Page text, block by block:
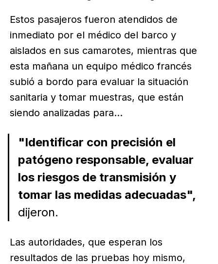
Estos pasajeros fueron atendidos de
inmediato por el médico del barco y
aislados en sus camarotes, mientras que
esta mañana un equipo médico francés
subió a bordo para evaluar la situación
sanitaria y tomar muestras, que están
siendo analizadas para...
"Identificar con precisión el
patógeno responsable, evaluar
los riesgos de transmisión y
tomar las medidas adecuadas",
dijeron.
Las autoridades, que esperan los
resultados de las pruebas hoy mismo,